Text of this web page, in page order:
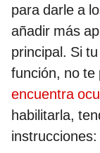
para darle a
añadir más
principal. Si
función, no te
encuentra
habilitarla,
instrucciones: